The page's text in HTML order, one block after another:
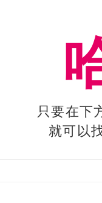
只要在下
就可以